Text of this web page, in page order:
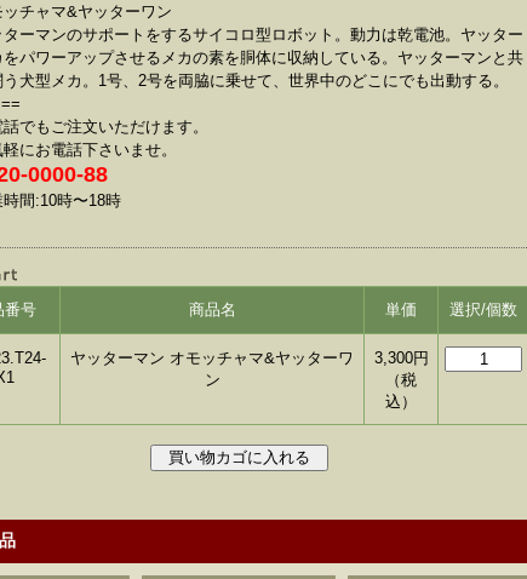
ッチャマ&ヤッターワン
ターマンのサポートをするサイコロ型ロボット。動力は乾電池。ヤッター
をパワーアップさせるメカの素を胴体に収納している。ヤッターマンと共
う犬型メカ。1号、2号を両脇に乗せて、世界中のどこにでも出動する。
話でもご注文いただけます。
軽にお電話下さいませ。
0000-88
時間:10時〜18時
番号 商品名 単価 選択/個数
ヤッターマン オモッチャマ&ヤッターワ
ン
3,300円
（税
込）